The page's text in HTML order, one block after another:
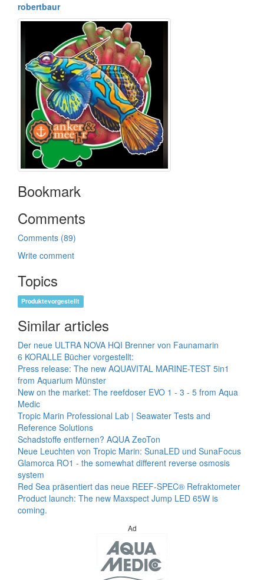
robertbaur
Bookmark
Comments
Comments (89)
Write comment
Topics
Produktevorgestellt
Similar articles
Der neue ULTRA NOVA HQI Brenner von Faunamarin
6 KORALLE Bücher vorgestellt:
Press release: The new AQUAVITAL MARINE-TEST 5in1
from Aquarium Münster
New on the market: The reefdoser EVO 1 - 3 - 5 from Aqua
Medic
Tropic Marin Professional Lab | Seawater Tests and
Reference Solutions
Schadstoffe entfernen? AQUA ZeoTon
Neue Leuchten von Tropic Marin: SunaLED und SunaFocus
Glamorca RO1 - the somewhat different reverse osmosis
system
Red Sea präsentiert das neue REEF-SPEC® Refraktometer
Product launch: The new Maxspect Jump LED 65W is
coming.
Ad